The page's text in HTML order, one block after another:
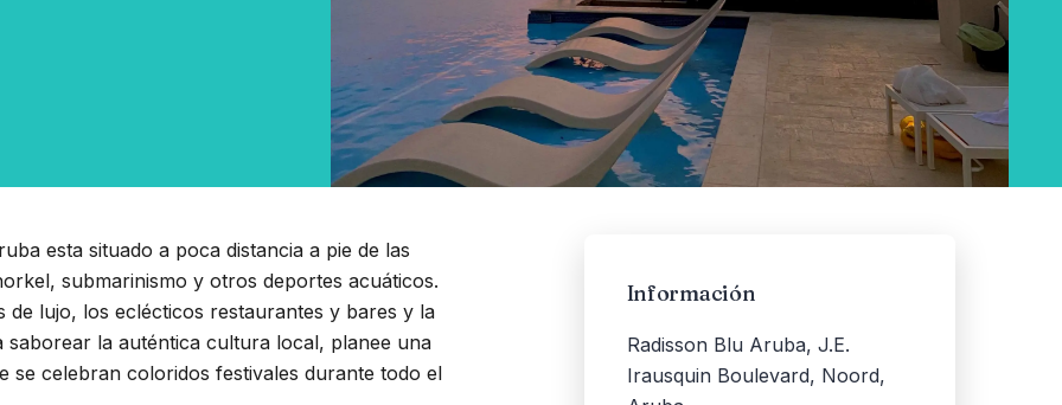
esta situado a poca distancia a pie de las
submarinismo y otros deportes acuáticos.
de lujo, los eclécticos restaurantes y bares y la
la auténtica cultura local, planee una
se celebran coloridos festivales durante todo el
Información
Radisson Blu Aruba, J.E.
Irausquin Boulevard, Noord,